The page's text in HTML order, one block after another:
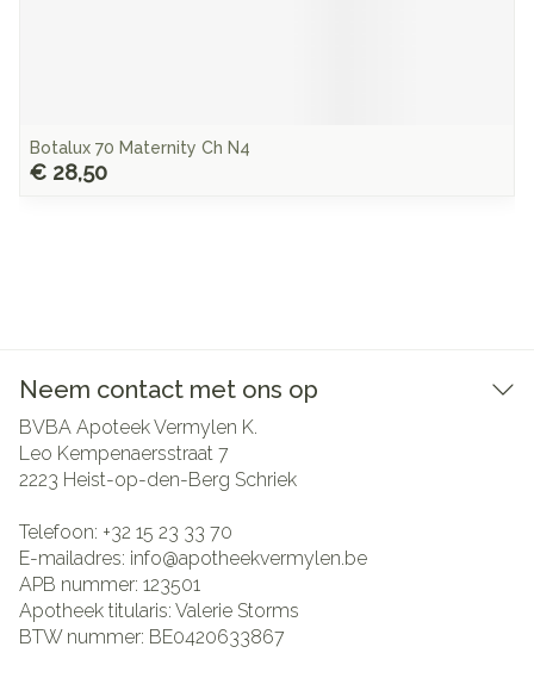
Botalux 70 Maternity Ch N4
€ 28,50
Neem contact met ons op
BVBA Apoteek Vermylen K.
Leo Kempenaersstraat 7
2223 Heist-op-den-Berg Schriek
Telefoon: +32 15 23 33 70
E-mailadres: info@apotheekvermylen.be
APB nummer: 123501
Apotheek titularis: Valerie Storms
BTW nummer: BE0420633867